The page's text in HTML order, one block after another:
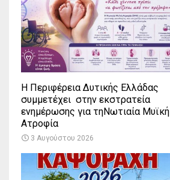
Η Περιφέρεια Δυτικής Ελλάδας
συμμετέχει στην εκστρατεία
ενημέρωσης για τηΝωτιαία Μυϊκή
Ατροφία
3 Αυγούστου 2026